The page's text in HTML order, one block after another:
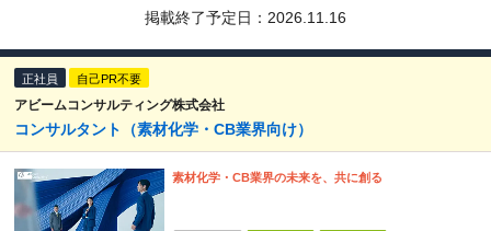
掲載終了予定日： 2026.11.16
正社員 自己PR不要
アビームコンサルティング株式会社
コンサルタント（素材化学・CB業界向け）
素材化学・CB業界の未来を、共に創る